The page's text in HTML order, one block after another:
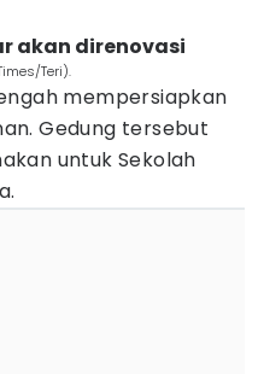
akan direnovasi
Teri).
mempersiapkan
Gedung tersebut
untuk Sekolah